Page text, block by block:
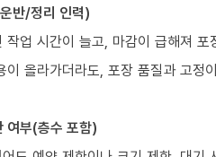
반/정리 인력)
작업 시간이 늘고, 마감이 급해져
이 올라가더라도, 포장 품질과 고정
여부(층수 포함)